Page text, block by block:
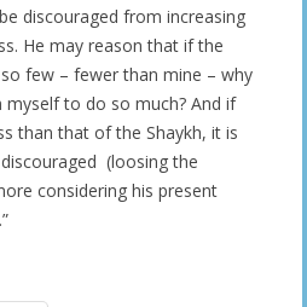
discouraged from increasing
He may reason that if the
few – fewer than mine – why
myself to do so much? And if
than that of the Shaykh, it is
(loosing the
considering his present